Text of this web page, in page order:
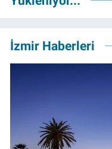
İzmir Haberleri